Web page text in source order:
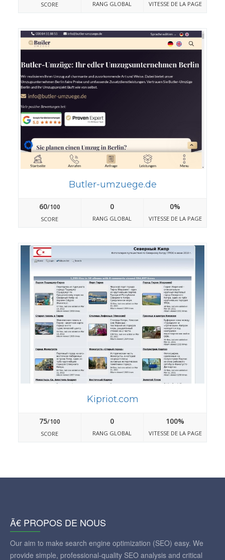
SCORE RANG GLOBAL VITESSE DE LA PAGE
Butler-umzuege.de
60/100
SCORE
0
RANG GLOBAL
0%
VITESSE DE LA PAGE
Kipriot.com
75/100
SCORE
0
RANG GLOBAL
100%
VITESSE DE LA PAGE
Ã€ PROPOS DE NOUS
Our aim to make search engine optimization (SEO) easy. We
provide simple, professional-quality SEO analysis and critical